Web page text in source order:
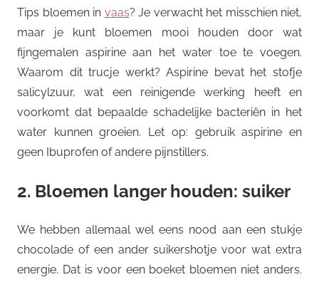
Tips bloemen in vaas? Je verwacht het misschien niet,
maar je kunt bloemen mooi houden door wat
fijngemalen aspirine aan het water toe te voegen.
Waarom dit trucje werkt? Aspirine bevat het stofje
salicylzuur, wat een reinigende werking heeft en
voorkomt dat bepaalde schadelijke bacteriën in het
water kunnen groeien. Let op: gebruik aspirine en
geen Ibuprofen of andere pijnstillers.
2. Bloemen langer houden: suiker
We hebben allemaal wel eens nood aan een stukje
chocolade of een ander suikershotje voor wat extra
energie. Dat is voor een boeket bloemen niet anders.